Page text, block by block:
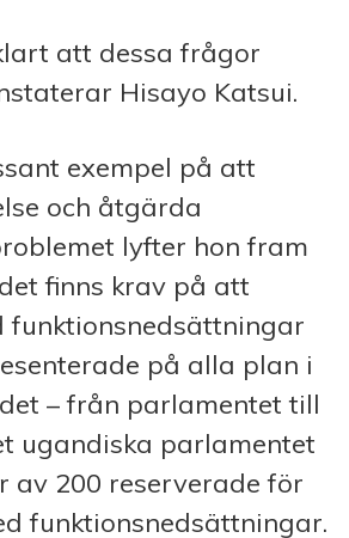
att dessa frågor
Hisayo Katsui.
exempel på att
och åtgärda
lyfter hon fram
finns krav på att
funktionsnedsättningar
på alla plan i
– från parlamentet till
ugandiska parlamentet
av 200 reserverade för
funktionsnedsättningar.